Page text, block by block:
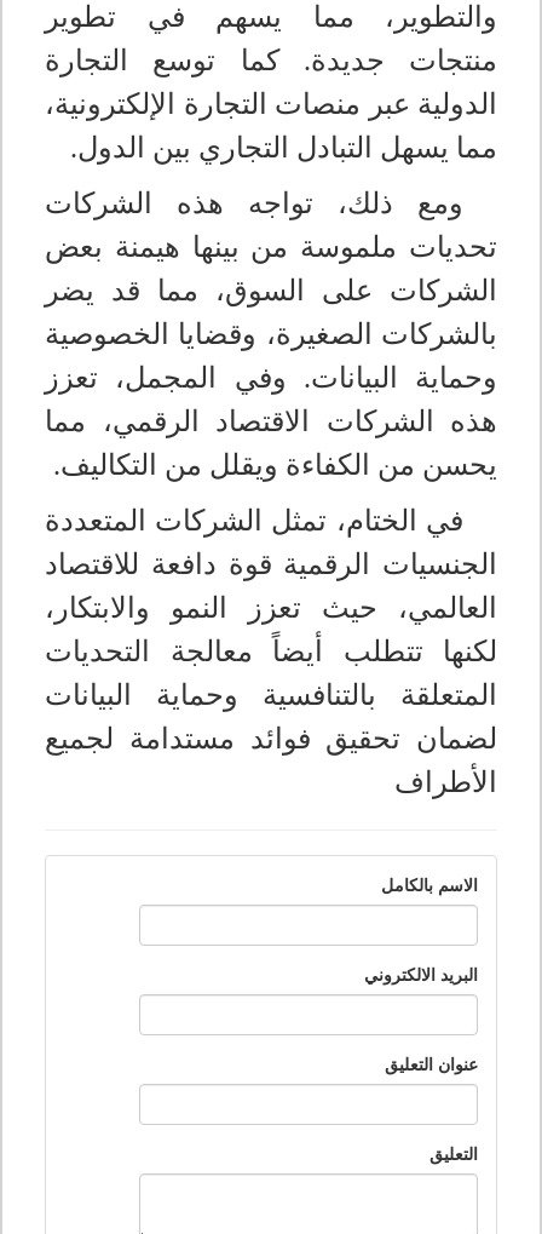
والتطوير، مما يسهم في تطوير
منتجات جديدة. كما توسع التجارة
الدولية عبر منصات التجارة الإلكترونية،
مما يسهل التبادل التجاري بين الدول.
ومع ذلك، تواجه هذه الشركات
تحديات ملموسة من بينها هيمنة بعض
الشركات على السوق، مما قد يضر
بالشركات الصغيرة، وقضايا الخصوصية
وحماية البيانات. وفي المجمل، تعزز
هذه الشركات الاقتصاد الرقمي، مما
يحسن من الكفاءة ويقلل من التكاليف.
في الختام، تمثل الشركات المتعددة
الجنسيات الرقمية قوة دافعة للاقتصاد
العالمي، حيث تعزز النمو والابتكار،
لكنها تتطلب أيضاً معالجة التحديات
المتعلقة بالتنافسية وحماية البيانات
لضمان تحقيق فوائد مستدامة لجميع
الأطراف
الاسم بالكامل
البريد الالكتروني
عنوان التعليق
التعليق